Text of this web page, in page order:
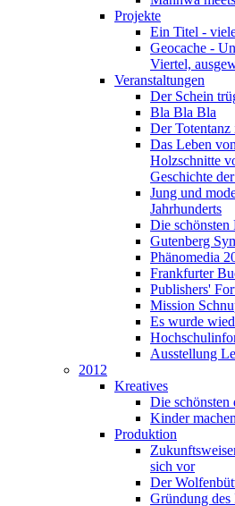
Projekte
Ein Titel -
Geocache -
Viertel,
Veranstaltungen
Der Schein
Bla Bla Bla
Der
Das Leben
Holzschnitte
Geschichte
Jung und
Jahrhunderts
Die schönsten
Gutenberg
Phänomedia
Frankfurter
Publishers'
Mission
Es wurde
Ausstellung
2012
Kreatives
Die schönsten
Kinder
Produktion
sich vor
Der
Gründung